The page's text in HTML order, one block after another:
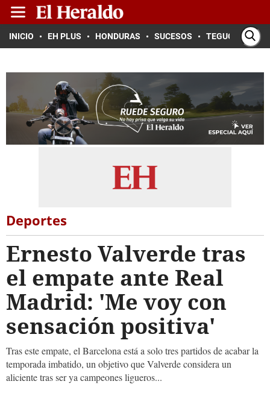
INICIO EH PLUS HONDURAS SUCESOS TEGUCIGALPA
Deportes
Ernesto Valverde tras
el empate ante Real
Madrid: 'Me voy con
sensación positiva'
Tras este empate, el Barcelona está a solo tres partidos de acabar la
temporada imbatido, un objetivo que Valverde considera un
aliciente tras ser ya campeones ligueros...